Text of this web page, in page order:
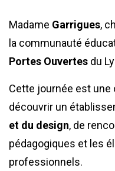
Madame Garrigues,
la communauté
Portes Ouvertes du
Cette journée est une
découvrir un
et du design, de
pédagogiques et les
professionnels.